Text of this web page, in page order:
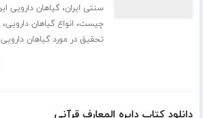
سنتی ایران،گیاهان دارویی
چیست، انواع گیاهان دارویی،
تحقیق در مورد گیاهان دارویی
دانلود کتاب دایره المعارف قرآنی